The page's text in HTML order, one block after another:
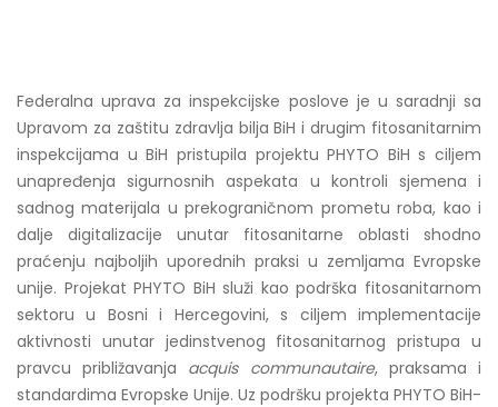
Federalna uprava za inspekcijske poslove je u saradnji sa
Upravom za zaštitu zdravlja bilja BiH i drugim fitosanitarnim
inspekcijama u BiH pristupila projektu PHYTO BiH s ciljem
unapređenja sigurnosnih aspekata u kontroli sjemena i
sadnog materijala u prekograničnom prometu roba, kao i
dalje digitalizacije unutar fitosanitarne oblasti shodno
praćenju najboljih uporednih praksi u zemljama Evropske
unije. Projekat PHYTO BiH služi kao podrška fitosanitarnom
sektoru u Bosni i Hercegovini, s ciljem implementacije
aktivnosti unutar jedinstvenog fitosanitarnog pristupa u
pravcu približavanja acquis communautaire, praksama i
standardima Evropske Unije. Uz podršku projekta PHYTO BiH-